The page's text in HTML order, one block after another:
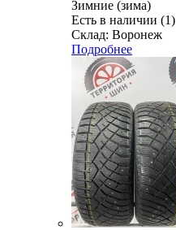
Зимние (зима)
Есть в наличии (1)
Склад: Воронеж
Подробнее